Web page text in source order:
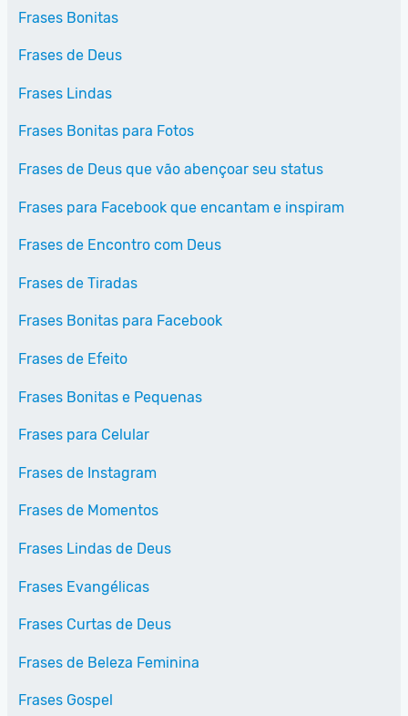
Frases Bonitas
Frases de Deus
Frases Lindas
Frases Bonitas para Fotos
Frases de Deus que vão abençoar seu status
Frases para Facebook que encantam e inspiram
Frases de Encontro com Deus
Frases de Tiradas
Frases Bonitas para Facebook
Frases de Efeito
Frases Bonitas e Pequenas
Frases para Celular
Frases de Instagram
Frases de Momentos
Frases Lindas de Deus
Frases Evangélicas
Frases Curtas de Deus
Frases de Beleza Feminina
Frases Gospel